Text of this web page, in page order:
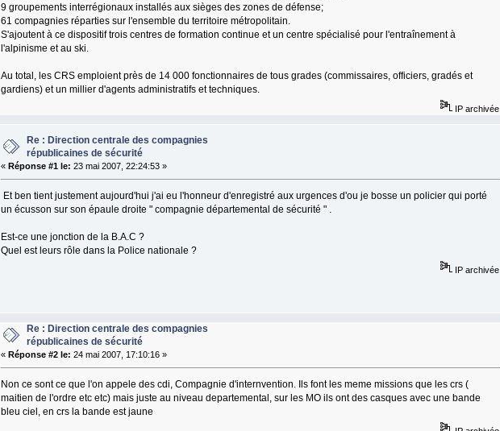
9 groupements interrégionaux installés aux sièges des zones de défense;
61 compagnies réparties sur l'ensemble du territoire métropolitain.
S'ajoutent à ce dispositif trois centres de formation continue et un centre spécialisé pour l'entraînement à
l'alpinisme et au ski.
Au total, les CRS emploient près de 14 000 fonctionnaires de tous grades (commissaires, officiers, gradés et
gardiens) et un millier d'agents administratifs et techniques.
IP archivée
Re : Direction centrale des compagnies
républicaines de sécurité
« Réponse #1 le: 23 mai 2007, 22:24:53 »
Et ben tient justement aujourd'hui j'ai eu l'honneur d'enregistré aux urgences d'ou je bosse un policier qui porté
un écusson sur son épaule droite " compagnie départemental de sécurité " .
Est-ce une jonction de la B.A.C ?
Quel est leurs rôle dans la Police nationale ?
IP archivée
Re : Direction centrale des compagnies
républicaines de sécurité
« Réponse #2 le: 24 mai 2007, 17:10:16 »
Non ce sont ce que l'on appele des cdi, Compagnie d'internvention. Ils font les meme missions que les crs (
maitien de l'ordre etc etc) mais juste au niveau departemental, sur les MO ils ont des casques avec une bande
bleu ciel, en crs la bande est jaune